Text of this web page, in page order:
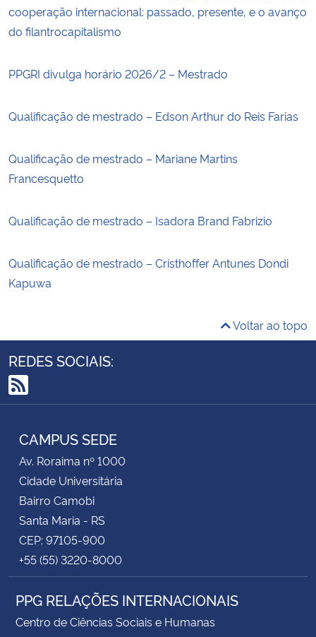
cooperação internacional: passado, presente, e o avanço
do filantrocapitalismo
PPGRI divulga horário 2026/2 – Mestrado
Qualificação de mestrado – Edson Arthur do Reis Farias
Qualificação de mestrado – Mariane Martins
Francesquetto
Qualificação de mestrado – Isadora Brand Fabrizio
Qualificação de mestrado – Cristhoffer Antunes Dondi
Kapuwa
Voltar ao topo
REDES SOCIAIS:
RSS
CAMPUS SEDE
Av. Roraima nº 1000
Cidade Universitária
Bairro Camobi
Santa Maria - RS
CEP: 97105-900
+55 (55) 3220-8000
PPG RELAÇÕES INTERNACIONAIS
Centro de Ciências Sociais e Humanas